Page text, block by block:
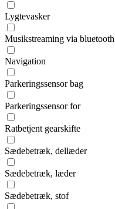
Lygtevasker
Musikstreaming via bluetooth
Navigation
Parkeringssensor bag
Parkeringssensor for
Ratbetjent gearskifte
Sædebetræk, dellæder
Sædebetræk, læder
Sædebetræk, stof